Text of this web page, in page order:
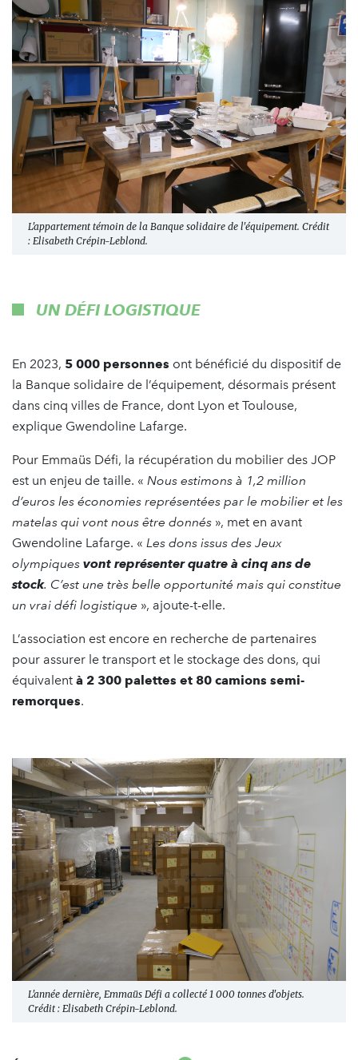
L'appartement témoin de la Banque solidaire de l'équipement. Crédit
: Elisabeth Crépin-Leblond.
UN DÉFI LOGISTIQUE
En 2023, 5 000 personnes ont bénéficié du dispositif de
la Banque solidaire de l’équipement, désormais présent
dans cinq villes de France, dont Lyon et Toulouse,
explique Gwendoline Lafarge.
Pour Emmaüs Défi, la récupération du mobilier des JOP
est un enjeu de taille. « Nous estimons à 1,2 million
d’euros les économies représentées par le mobilier et les
matelas qui vont nous être donnés », met en avant
Gwendoline Lafarge. « Les dons issus des Jeux
olympiques vont représenter quatre à cinq ans de
stock. C’est une très belle opportunité mais qui constitue
un vrai défi logistique », ajoute-t-elle.
L’association est encore en recherche de partenaires
pour assurer le transport et le stockage des dons, qui
équivalent à 2 300 palettes et 80 camions semi-
remorques.
L'année dernière, Emmaüs Défi a collecté 1 000 tonnes d'objets.
Crédit : Elisabeth Crépin-Leblond.